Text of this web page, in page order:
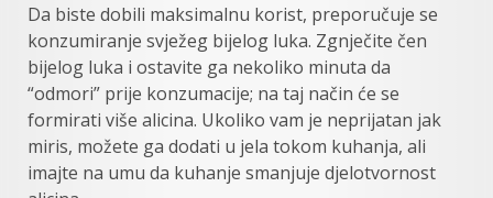
Da biste dobili maksimalnu korist, preporučuje se
konzumiranje svježeg bijelog luka. Zgnječite čen
bijelog luka i ostavite ga nekoliko minuta da
“odmori” prije konzumacije; na taj način će se
formirati više alicina. Ukoliko vam je neprijatan jak
miris, možete ga dodati u jela tokom kuhanja, ali
imajte na umu da kuhanje smanjuje djelotvornost